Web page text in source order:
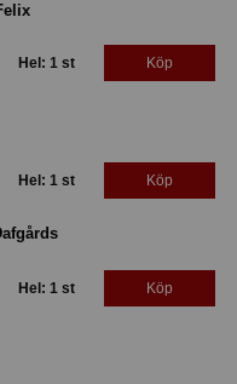
Hel: 1 st Köp
Hel: 1 st Köp
Hel: 1 st Köp